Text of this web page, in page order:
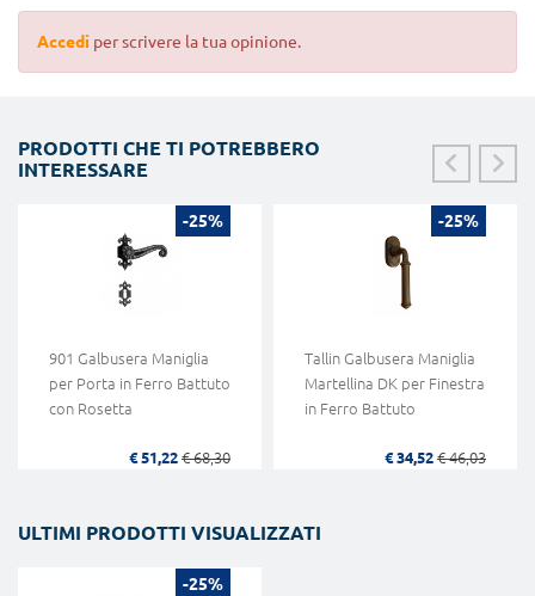
Accedi per scrivere la tua opinione.
PRODOTTI CHE TI POTREBBERO
INTERESSARE
-25%
901 Galbusera Maniglia
per Porta in Ferro Battuto
con Rosetta
€ 51,22 € 68,30
-25%
Tallin Galbusera Maniglia
Martellina DK per Finestra
in Ferro Battuto
€ 34,52 € 46,03
ULTIMI PRODOTTI VISUALIZZATI
-25%